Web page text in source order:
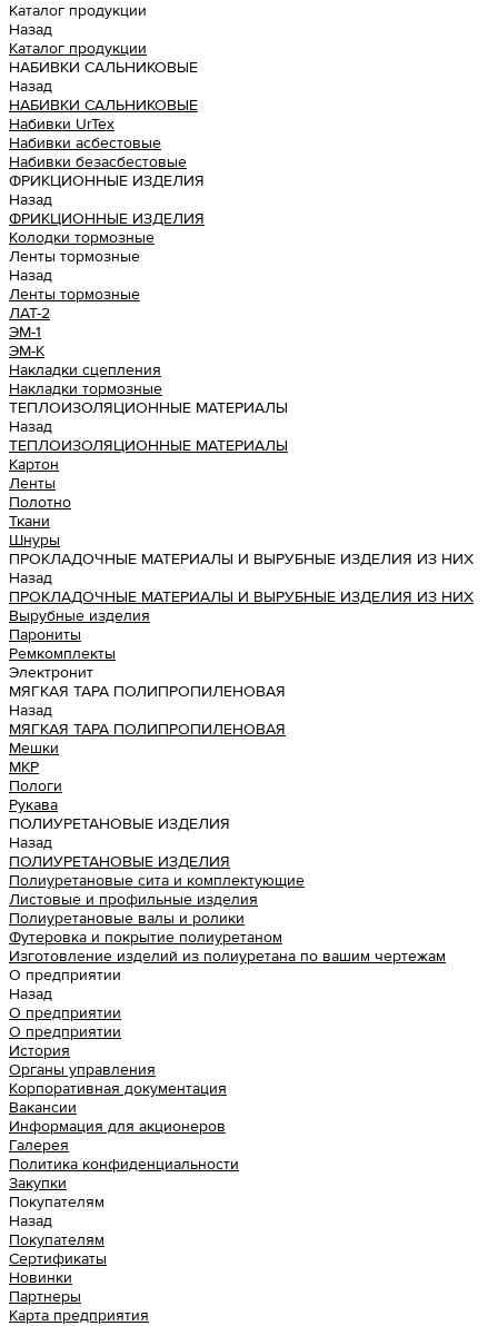
Каталог продукции
Назад
Каталог продукции
НАБИВКИ САЛЬНИКОВЫЕ
Назад
НАБИВКИ САЛЬНИКОВЫЕ
Набивки UrTex
Набивки асбестовые
Набивки безасбестовые
ФРИКЦИОННЫЕ ИЗДЕЛИЯ
Назад
ФРИКЦИОННЫЕ ИЗДЕЛИЯ
Колодки тормозные
Ленты тормозные
Назад
Ленты тормозные
ЛАТ-2
ЭМ-1
ЭМ-К
Накладки сцепления
Накладки тормозные
ТЕПЛОИЗОЛЯЦИОННЫЕ МАТЕРИАЛЫ
Назад
ТЕПЛОИЗОЛЯЦИОННЫЕ МАТЕРИАЛЫ
Картон
Ленты
Полотно
Ткани
Шнуры
ПРОКЛАДОЧНЫЕ МАТЕРИАЛЫ И ВЫРУБНЫЕ ИЗДЕЛИЯ ИЗ НИХ
Назад
ПРОКЛАДОЧНЫЕ МАТЕРИАЛЫ И ВЫРУБНЫЕ ИЗДЕЛИЯ ИЗ НИХ
Вырубные изделия
Парониты
Ремкомплекты
Электронит
МЯГКАЯ ТАРА ПОЛИПРОПИЛЕНОВАЯ
Назад
МЯГКАЯ ТАРА ПОЛИПРОПИЛЕНОВАЯ
Мешки
МКР
Пологи
Рукава
ПОЛИУРЕТАНОВЫЕ ИЗДЕЛИЯ
Назад
ПОЛИУРЕТАНОВЫЕ ИЗДЕЛИЯ
Полиуретановые сита и комплектующие
Листовые и профильные изделия
Полиуретановые валы и ролики
Футеровка и покрытие полиуретаном
Изготовление изделий из полиуретана по вашим чертежам
О предприятии
Назад
О предприятии
О предприятии
История
Органы управления
Корпоративная документация
Вакансии
Информация для акционеров
Галерея
Политика конфиденциальности
Закупки
Покупателям
Назад
Покупателям
Сертификаты
Новинки
Партнеры
Карта предприятия